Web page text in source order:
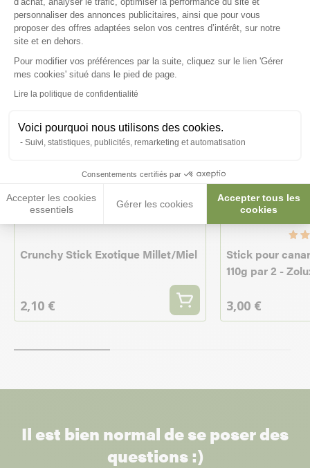
personnaliser des annonces publicitaires, ainsi que pour vous
proposer des offres adaptées selon vos centres d’intérêt, sur notre
site et en dehors.
Pour modifier vos préférences par la suite, cliquez sur le lien 'Gérer
mes cookies' situé dans le pied de page.
Lire la politique de confidentialité
Voici pourquoi nous utilisons des cookies.
Suivi, statistiques, publicités, remarketing et automatisation
Consentements certifiés par
Accepter les cookies
essentiels
Gérer les cookies
Accepter tous les
cookies
Axeptio consent
Crunchy Stick Exotique Millet/Miel
2,10 €
Stick pour
110g par 2 -
3,00 €
Il est bien normal de se poser des
questions :)